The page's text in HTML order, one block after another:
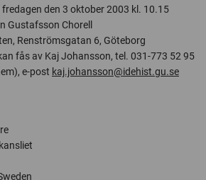
den 3 oktober 2003 kl. 10.15
Gustafsson Chorell
Renströmsgatan 6, Göteborg
fås av Kaj Johansson, tel. 031-773 52 95
e-post kaj.johansson@idehist.gu.se